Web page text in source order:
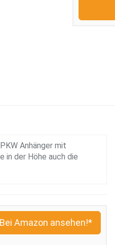
Anhänger mit
in der Höhe auch die
Amazon ansehen!*